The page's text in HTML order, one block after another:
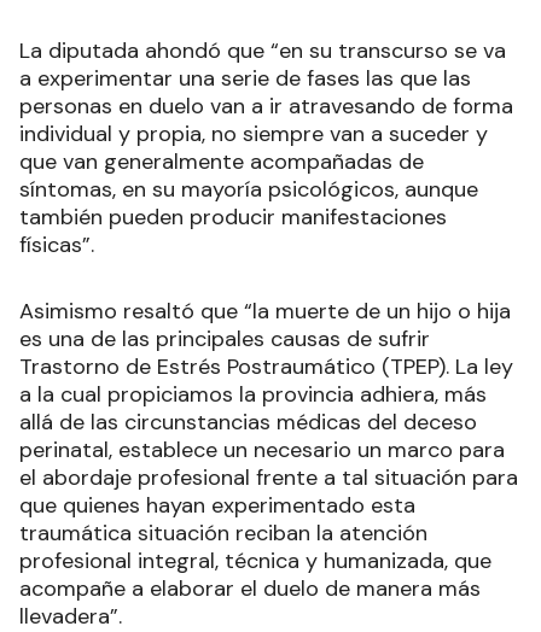
La diputada ahondó que “en su transcurso se va
a experimentar una serie de fases las que las
personas en duelo van a ir atravesando de forma
individual y propia, no siempre van a suceder y
que van generalmente acompañadas de
síntomas, en su mayoría psicológicos, aunque
también pueden producir manifestaciones
físicas”.
Asimismo resaltó que “la muerte de un hijo o hija
es una de las principales causas de sufrir
Trastorno de Estrés Postraumático (TPEP). La ley
a la cual propiciamos la provincia adhiera, más
allá de las circunstancias médicas del deceso
perinatal, establece un necesario un marco para
el abordaje profesional frente a tal situación para
que quienes hayan experimentado esta
traumática situación reciban la atención
profesional integral, técnica y humanizada, que
acompañe a elaborar el duelo de manera más
llevadera”.